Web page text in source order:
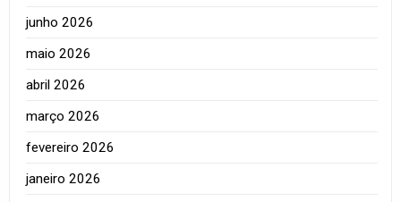
junho 2026
maio 2026
abril 2026
março 2026
fevereiro 2026
janeiro 2026